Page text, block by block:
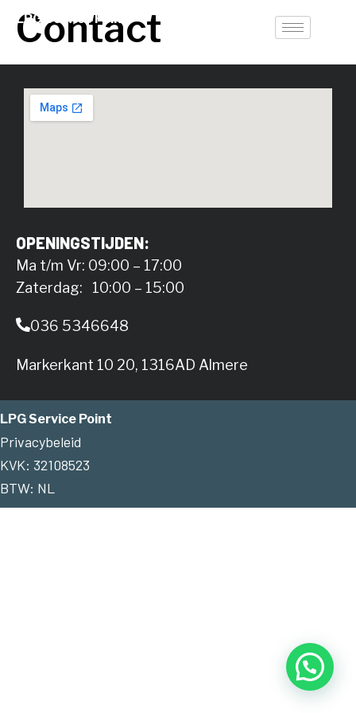
LPG Service Point
Contact
OPENINGSTIJDEN:
Ma t/m Vr: 09:00 – 17:00
Zaterdag: 10:00 – 15:00
036 5346648
Markerkant 10 20, 1316AD Almere
LPG Service Point
Privacybeleid
KVK: 32108523
BTW: NL